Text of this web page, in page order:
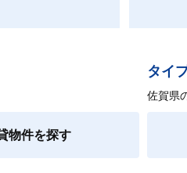
物件を探す
タイ
佐賀県